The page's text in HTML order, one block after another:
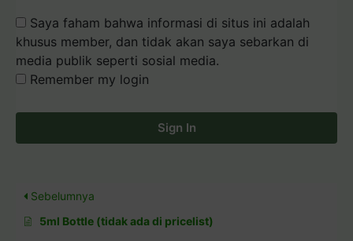
Saya faham bahwa informasi di situs ini adalah
khusus member, dan tidak akan saya sebarkan di
media publik seperti sosial media.
Remember my login
Sign In
Sebelumnya
5ml Bottle (tidak ada di pricelist)